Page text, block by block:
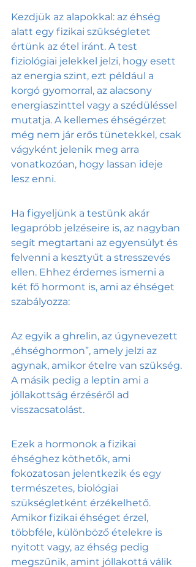
Kezdjük az alapokkal: az éhség
alatt egy fizikai szükségletet
értünk az étel iránt. A test
fiziológiai jelekkel jelzi, hogy esett
az energia szint, ezt például a
korgó gyomorral, az alacsony
energiaszinttel vagy a szédüléssel
mutatja. A kellemes éhségérzet
még nem jár erős tünetekkel, csak
vágyként jelenik meg arra
vonatkozóan, hogy lassan ideje
lesz enni.
Ha figyeljünk a testünk akár
legapróbb jelzéseire is, az nagyban
segít megtartani az egyensúlyt és
felvenni a kesztyűt a stresszevés
ellen. Ehhez érdemes ismerni a
két fő hormont is, ami az éhséget
szabályozza:
Az egyik a ghrelin, az úgynevezett
„éhséghormon”, amely jelzi az
agynak, amikor ételre van szükség.
A másik pedig a leptin ami a
jóllakottság érzéséről ad
visszacsatolást.
Ezek a hormonok a fizikai
éhséghez köthetők, ami
fokozatosan jelentkezik és egy
természetes, biológiai
szükségletként érzékelhető.
Amikor fizikai éhséget érzel,
többféle, különböző ételekre is
nyitott vagy, az éhség pedig
megszűnik, amint jóllakottá válik